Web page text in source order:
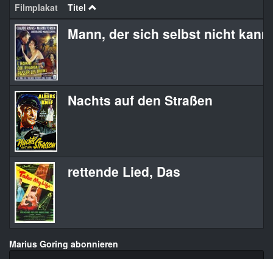
Filmplakat Titel
Mann, der sich selbst nicht
Nachts auf den Straßen
rettende Lied, Das
Marius Goring abonnieren